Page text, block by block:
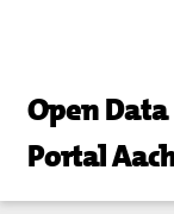
Open Data
Portal